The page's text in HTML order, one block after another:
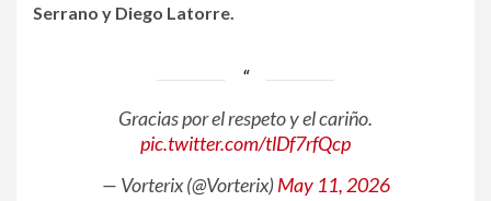
Serrano y Diego Latorre.
Gracias por el respeto y el cariño.
pic.twitter.com/tlDf7rfQcp
— Vorterix (@Vorterix)May 11, 2026